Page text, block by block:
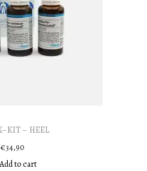
– HEEL
€34,90
Add to cart